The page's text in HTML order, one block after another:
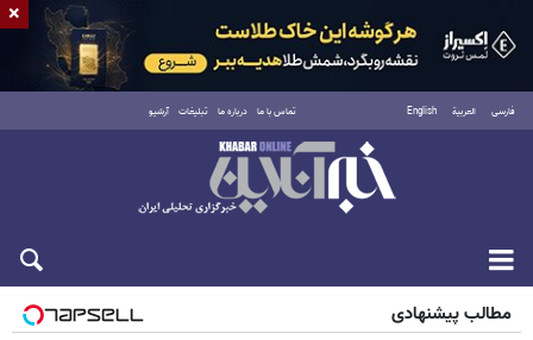
فارسی العربية English تماس با ما درباره ما تبلیغات آرشیو
شنبه ۱۷ مرداد ۱۴۰۵
مطالب پیشنهادی
×